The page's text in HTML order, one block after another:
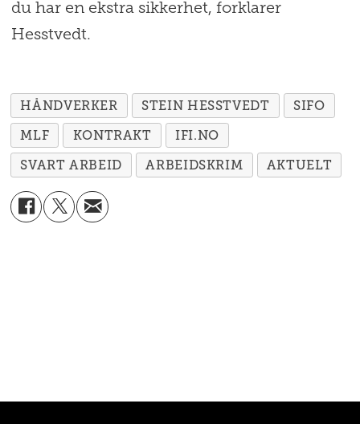
du har en ekstra sikkerhet, forklarer
Hesstvedt.
HÅNDVERKER STEIN HESSTVEDT
SIFO
MLF
KONTRAKT
IFI.NO
SVART ARBEID
ARBEIDSKRIM AKTUELT